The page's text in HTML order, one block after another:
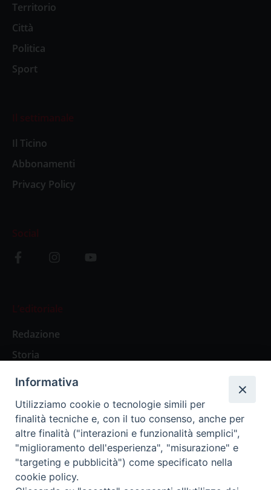
Territorio
Città
Politica
Sport
Il settimanale
Il Ticino
Abbonamenti
Privacy Policy
Social
L’editoriale
Redazione
Storia
Abbonamenti
Abbonamento Annuale Digitale
Abbonamento Annuale Cartaceo
Abbonamento Singola Copia Digitale
Informativa
Utilizziamo cookie o tecnologie simili per
finalità tecniche e, con il tuo consenso, anche per
altre finalità ("interazioni e funzionalità semplici",
"miglioramento dell'esperienza", "misurazione" e
"targeting e pubblicità") come specificato nella
cookie policy.